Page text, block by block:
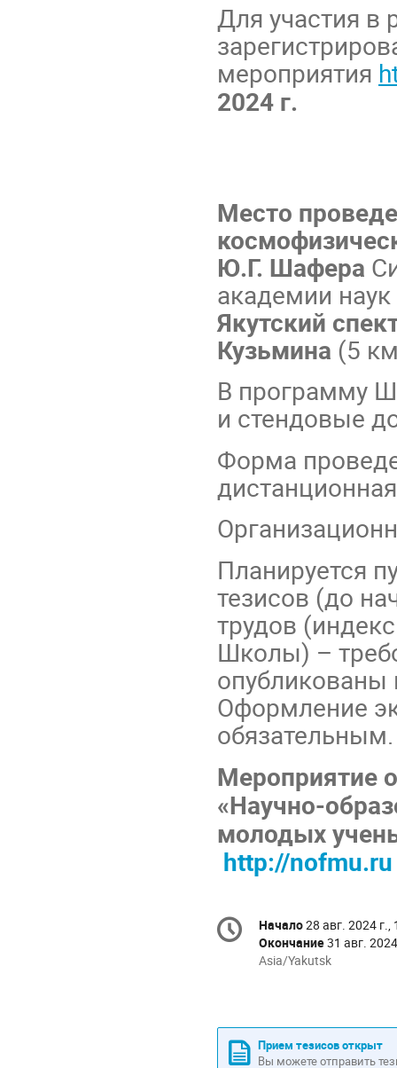
Для участия в
мероприятия
2024 г.
Место
Ю.Г. Шафера
академии
Якутский
Кузьмина (5
В программу
и стендовые
Форма
Планируется
тезисов (до
трудов
Школы) –
Оформление
обязательным.
Мероприятие
«Научно-
молодых
http://nofmu.ru
Информация
о
конференции
Дата/
время
Начало28 авг. 2024 г.,
Окончание31 авг.
Всё
Asia/Yakutsk
Asia/Yakutsk
Прием тезисов открыт
Вы можете отправить